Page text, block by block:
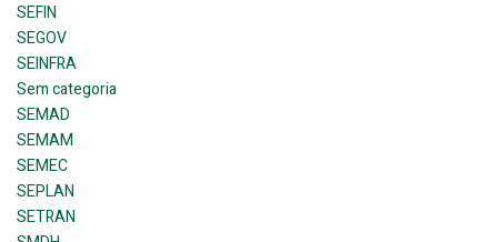
SEFIN
SEGOV
SEINFRA
Sem categoria
SEMAD
SEMAM
SEMEC
SEPLAN
SETRAN